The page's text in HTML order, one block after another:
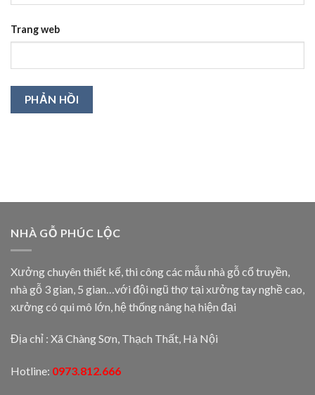
Trang web
NHÀ GỖ PHÚC LỘC
Xưởng chuyên thiết kế, thi công các mẫu nhà gỗ cổ truyền,
nhà gỗ 3 gian, 5 gian…với đội ngũ thợ tại xưởng tay nghề cao,
xưởng có qui mô lớn, hệ thống nâng hạ hiện đại
Địa chỉ : Xã Chàng Sơn, Thạch Thất, Hà Nội
Hotline: 0973.812.666